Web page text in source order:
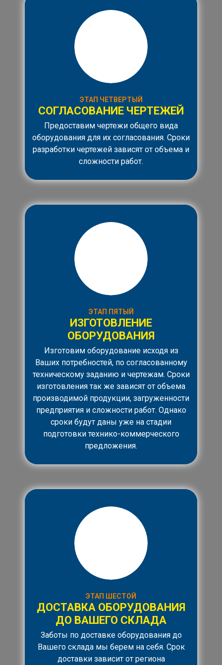
ЭТАП ЧЕТВЕРТЫЙ
СОГЛАСОВАНИЕ ЧЕРТЕЖЕЙ
Предоставим чертежи общего вида
оборудования для их согласования. Сроки
разработки чертежей зависят от объема и
сложности работ.
ЭТАП ПЯТЫЙ
ИЗГОТОВЛЕНИЕ
ОБОРУДОВАНИЯ
Изготовим оборудование исходя из
Ваших потребностей, по согласованному
техническому заданию и чертежам. Сроки
изготовления так же зависят от объема
производимой продукции, загруженности
предприятия и сложности работ. Однако
сроки будут даны уже на стадии
подготовки технико-коммерческого
предложения.
ЭТАП ШЕСТОЙ
ДОСТАВКА ОБОРУДОВАНИЯ
ДО ВАШЕГО СКЛАДА
Заботы по доставке оборудования до
Вашего склада мы берем на себя. Срок
доставки зависит от региона